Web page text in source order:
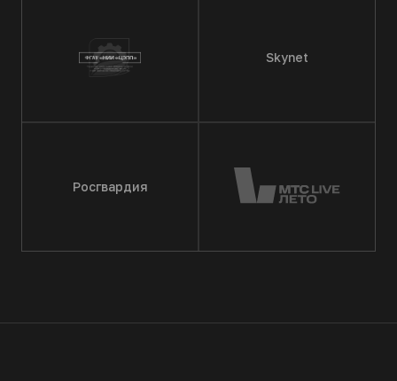
Skynet
Росгвардия